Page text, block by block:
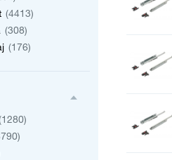
(4413)
(308)
(176)